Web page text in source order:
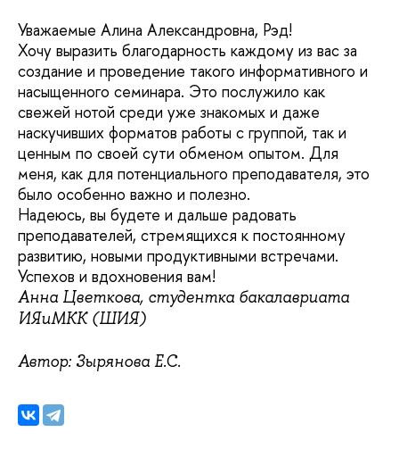
Уважаемые Алина Александровна, Рэд!
Хочу выразить благодарность каждому из вас за
создание и проведение такого информативного и
насыщенного семинара. Это послужило как
свежей нотой среди уже знакомых и даже
наскучивших форматов работы с группой, так и
ценным по своей сути обменом опытом. Для
меня, как для потенциального преподавателя, это
было особенно важно и полезно.
Надеюсь, вы будете и дальше радовать
преподавателей, стремящихся к постоянному
развитию, новыми продуктивными встречами.
Успехов и вдохновения вам!
Анна Цветкова, студентка бакалавриата
ИЯиМКК (ШИЯ)
Автор: Зырянова Е.С.